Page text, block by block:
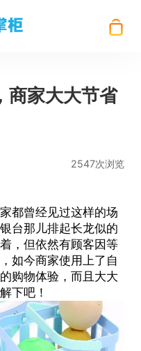
商家大大节省
2547次浏览
都曾经见过这样的场
台那儿排起长龙似的
，但依然有顾客因等
如今商家使用上了自
购物体验，而且大大
下吧！